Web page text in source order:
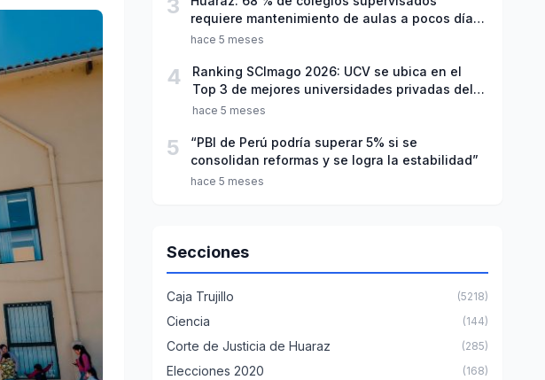
3
requiere mantenimiento de aulas a pocos días
de inicio del año escolar 2026
hace 5 meses
4
Ranking SCImago 2026: UCV se ubica en el
Top 3 de mejores universidades privadas del
Perú
hace 5 meses
5
“PBI de Perú podría superar 5% si se
consolidan reformas y se logra la estabilidad”
hace 5 meses
Secciones
Caja Trujillo (5218)
Ciencia (144)
Corte de Justicia de Huaraz (285)
Elecciones 2020 (168)